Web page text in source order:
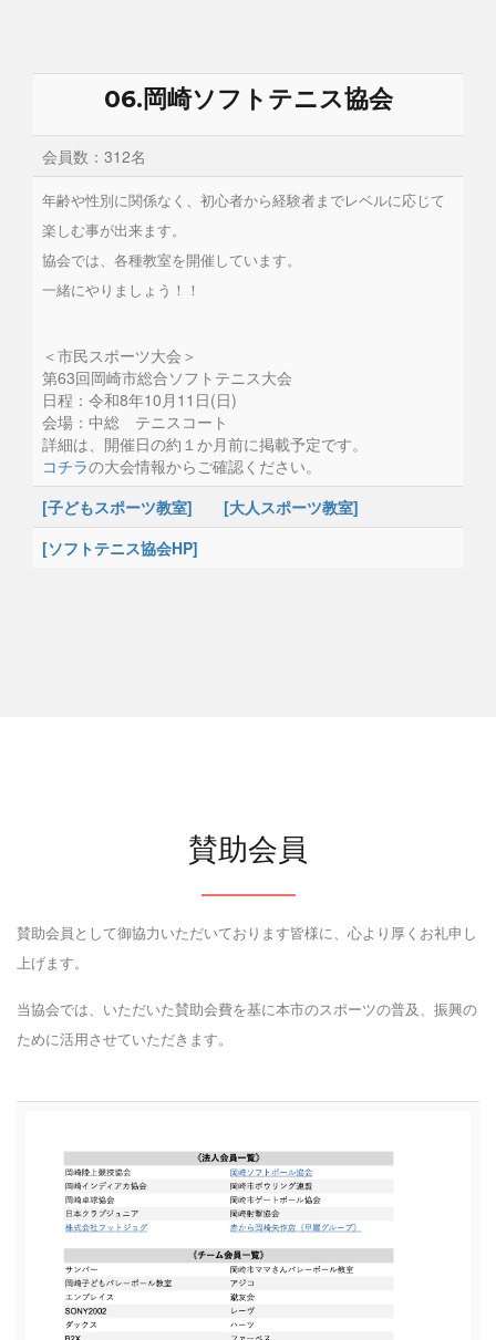
06.岡崎ソフトテニス協会
会員数：312名
年齢や性別に関係なく、初心者から経験者までレベルに応じて
楽しむ事が出来ます。
協会では、各種教室を開催しています。
一緒にやりましょう！！
＜市民スポーツ大会＞
第63回岡崎市総合ソフトテニス大会
日程：令和8年10月11日(日)
会場：中総 テニスコート
詳細は、開催日の約１か月前に掲載予定です。
コチラの大会情報からご確認ください。
[子どもスポーツ教室]
[大人スポーツ教室]
[ソフトテニス協会HP]
賛助会員
賛助会員として御協力いただいております皆様に、心より厚くお礼申し
上げます。
当協会では、いただいた賛助会費を基に本市のスポーツの普及、振興の
ために活用させていただきます。